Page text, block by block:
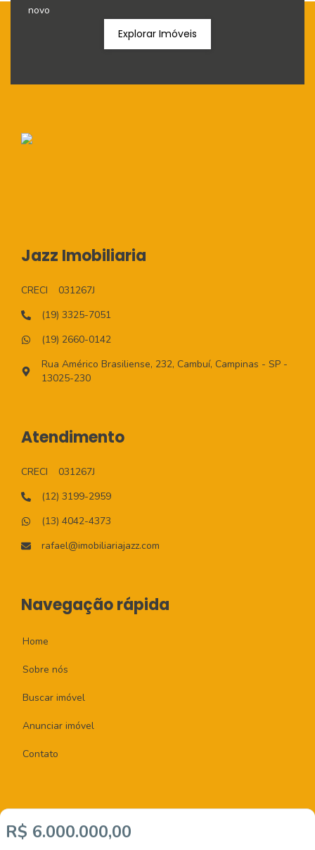
R$ 6.000.000,00
novo
Explorar Imóveis
Jazz Imobiliaria
CRECI
031267J
(19) 3325-7051
(19) 2660-0142
Rua Américo Brasiliense, 232, Cambuí, Campinas - SP -
13025-230
Atendimento
CRECI
031267J
(12) 3199-2959
(13) 4042-4373
rafael@imobiliariajazz.com
Navegação rápida
Home
Sobre nós
Buscar imóvel
Anunciar imóvel
Contato
Imobiliária Certificada: